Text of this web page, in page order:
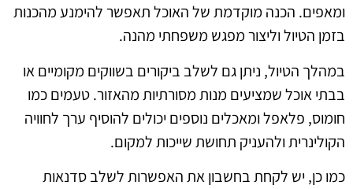
ומאפים. הכנה מוקדמת של האוכל תאפשר להימנע מהכנות
בזמן הטיול וליצור מפגש משפחתי מהנה.
במהלך הטיול, ניתן גם לשלב ביקורים בשווקים מקומיים או
בבתי אוכל שמציעים מנות מסורתיות מהאזור. טעמים כמו
חומוס, פלאפל ומאכלים נוספים יכולים להוסיף ערך לחוויה
הקולינרית ולהעניק תחושת שייכות למקום.
כמו כן, יש לקחת בחשבון את האפשרות לשלב סדנאות